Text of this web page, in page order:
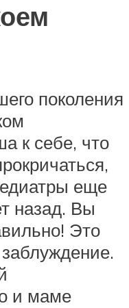
поколения
к себе, что
еще
назад. Вы
Это
и маме